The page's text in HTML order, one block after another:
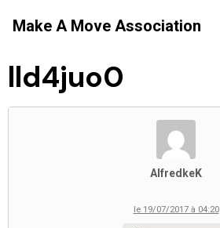
Make A Move Association
lld4juo0
AlfredkeK
le 19/07/2017 à 04:20